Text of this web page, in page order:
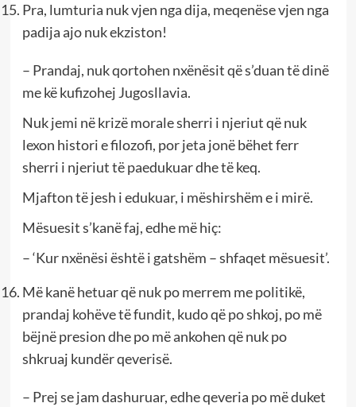
Pra, lumturia nuk vjen nga dija, meqenëse vjen nga
padija ajo nuk ekziston!
– Prandaj, nuk qortohen nxënësit që s’duan të dinë
me kë kufizohej Jugosllavia.
Nuk jemi në krizë morale sherri i njeriut që nuk
lexon histori e filozofi, por jeta jonë bëhet ferr
sherri i njeriut të paedukuar dhe të keq.
Mjafton të jesh i edukuar, i mëshirshëm e i mirë.
Mësuesit s’kanë faj, edhe më hiç:
– ‘Kur nxënësi është i gatshëm – shfaqet mësuesit’.
Më kanë hetuar që nuk po merrem me politikë,
prandaj kohëve të fundit, kudo që po shkoj, po më
bëjnë presion dhe po më ankohen që nuk po
shkruaj kundër qeverisë.
– Prej se jam dashuruar, edhe qeveria po më duket